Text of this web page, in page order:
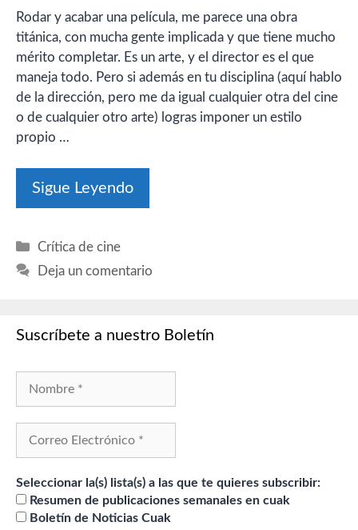
Rodar y acabar una película, me parece una obra
titánica, con mucha gente implicada y que tiene mucho
mérito completar. Es un arte, y el director es el que
maneja todo. Pero si además en tu disciplina (aquí hablo
de la dirección, pero me da igual cualquier otra del cine
o de cualquier otro arte) logras imponer un estilo
propio …
Sigue Leyendo
Categorías
Crítica de cine
Deja un comentario
Suscríbete a nuestro Boletín
Seleccionar la(s) lista(s) a las que te quieres subscribir:
Resumen de publicaciones semanales en cuak
Boletín de Noticias Cuak